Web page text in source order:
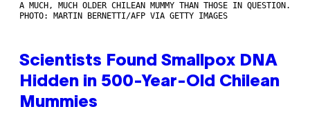
A MUCH, MUCH OLDER CHILEAN MUMMY THAN THOSE IN QUESTION.
PHOTO: MARTIN BERNETTI/AFP VIA GETTY IMAGES
Scientists Found Smallpox DNA
Hidden in 500-Year-Old Chilean
Mummies